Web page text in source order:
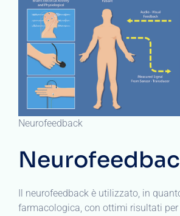
Neurofeedback
Il neurofeedback è utilizzato, in
farmacologica, con ottimi risultati